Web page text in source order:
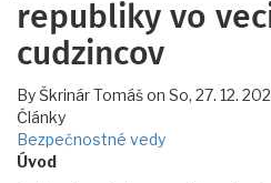
republiky vo
cudzincov
ByŠkrinár Tomášon So, 27. 12.
Články
Bezpečnostné vedy
Úvod